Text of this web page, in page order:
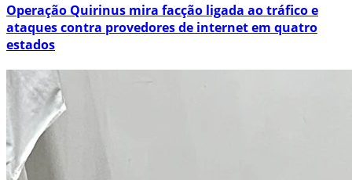
Operação Quirinus mira facção ligada ao tráfico e
ataques contra provedores de internet em quatro
estados